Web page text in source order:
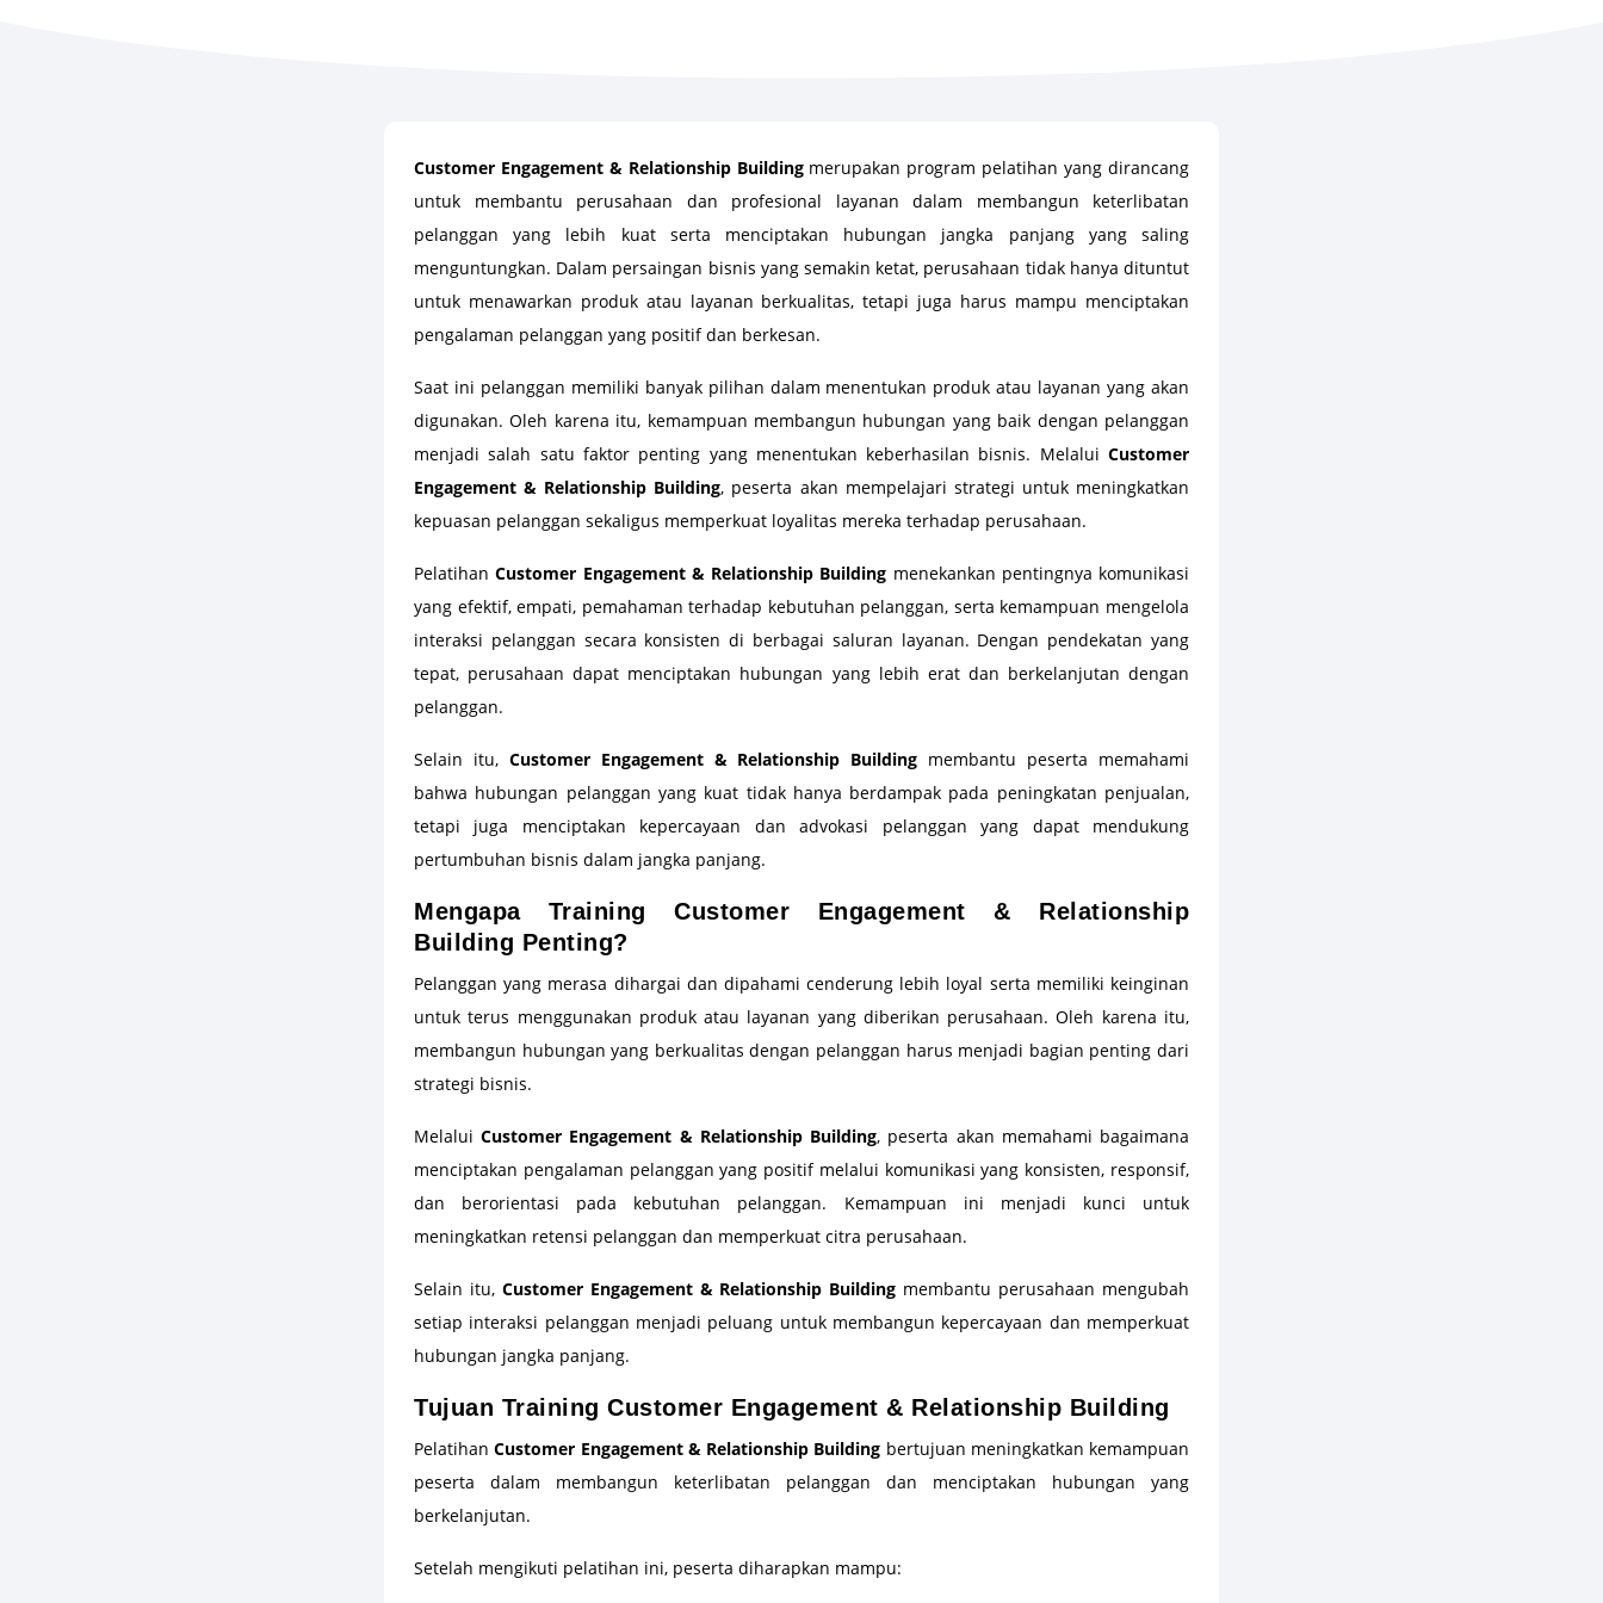
Customer Engagement & Relationship Buildingmerupakan program pelatihan yang dirancang
untuk membantu perusahaan dan profesional layanan dalam membangun keterlibatan
pelanggan yang lebih kuat serta menciptakan hubungan jangka panjang yang saling
menguntungkan. Dalam persaingan bisnis yang semakin ketat, perusahaan tidak hanya dituntut
untuk menawarkan produk atau layanan berkualitas, tetapi juga harus mampu menciptakan
pengalaman pelanggan yang positif dan berkesan.
Saat ini pelanggan memiliki banyak pilihan dalam menentukan produk atau layanan yang akan
digunakan. Oleh karena itu, kemampuan membangun hubungan yang baik dengan pelanggan
menjadi salah satu faktor penting yang menentukan keberhasilan bisnis. Melalui Customer
Engagement & Relationship Building, peserta akan mempelajari strategi untuk meningkatkan
kepuasan pelanggan sekaligus memperkuat loyalitas mereka terhadap perusahaan.
PelatihanCustomer Engagement & Relationship Building menekankan pentingnya komunikasi
yang efektif, empati, pemahaman terhadap kebutuhan pelanggan, serta kemampuan mengelola
interaksi pelanggan secara konsisten di berbagai saluran layanan. Dengan pendekatan yang
tepat, perusahaan dapat menciptakan hubungan yang lebih erat dan berkelanjutan dengan
pelanggan.
Selain itu, Customer Engagement & Relationship Building membantu peserta memahami
bahwa hubungan pelanggan yang kuat tidak hanya berdampak pada peningkatan penjualan,
tetapi juga menciptakan kepercayaan dan advokasi pelanggan yang dapat mendukung
pertumbuhan bisnis dalam jangka panjang.
Mengapa Training Customer Engagement & Relationship
Building Penting?
Pelanggan yang merasa dihargai dan dipahami cenderung lebih loyal serta memiliki keinginan
untuk terus menggunakan produk atau layanan yang diberikan perusahaan. Oleh karena itu,
membangun hubungan yang berkualitas dengan pelanggan harus menjadi bagian penting dari
strategi bisnis.
MelaluiCustomer Engagement & Relationship Building, peserta akan memahami bagaimana
menciptakan pengalaman pelanggan yang positif melalui komunikasi yang konsisten, responsif,
dan berorientasi pada kebutuhan pelanggan. Kemampuan ini menjadi kunci untuk
meningkatkan retensi pelanggan dan memperkuat citra perusahaan.
Selain itu, Customer Engagement & Relationship Building membantu perusahaan mengubah
setiap interaksi pelanggan menjadi peluang untuk membangun kepercayaan dan memperkuat
hubungan jangka panjang.
Tujuan Training Customer Engagement & Relationship Building
PelatihanCustomer Engagement & Relationship Building bertujuan meningkatkan kemampuan
peserta dalam membangun keterlibatan pelanggan dan menciptakan hubungan yang
berkelanjutan.
Setelah mengikuti pelatihan ini, peserta diharapkan mampu: